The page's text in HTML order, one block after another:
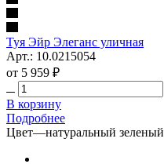
Туя Эйр Элеганс уличная
Арт.: 10.0215054
от 5 959 ₽
В корзину
Подробнее
Цвет—натуральный зеленый